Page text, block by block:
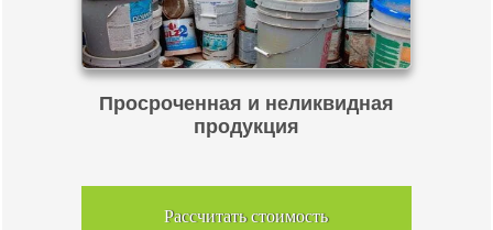
Просроченная и неликвидная
продукция
Рассчитать стоимость